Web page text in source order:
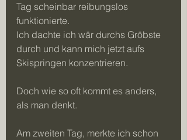
Tag scheinbar reibungslos
funktionierte.
Ich dachte ich wär durchs Gröbste
durch und kann mich jetzt aufs
Skispringen konzentrieren.
Doch wie so oft kommt es anders,
als man denkt.
Am zweiten Tag, merkte ich schon